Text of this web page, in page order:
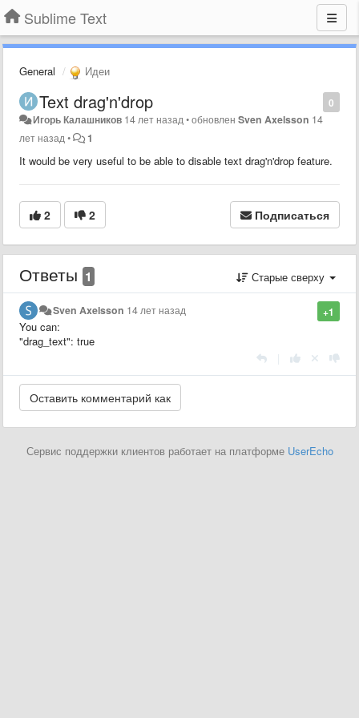
Sublime Text
General Идеи
0
Text drag'n'drop
Игорь Калашников 14 лет назад •обновленSven Axelsson 14
лет назад • 1
It would be very useful to be able to disable text drag'n'drop feature.
2 2 Подписаться
Ответы 1 Старые сверху
+1
Sven Axelsson 14 лет назад
You can:
"drag_text": true
Сервис поддержки клиентов работает на платформе UserEcho